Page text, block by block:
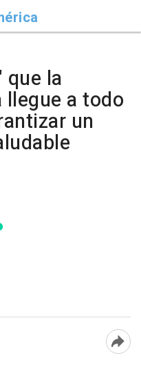
que la
a todo
un